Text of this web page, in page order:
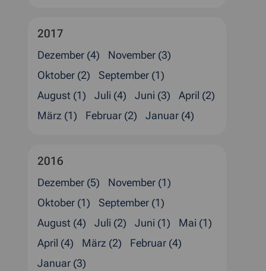
2017
Dezember (4)
November (3)
Oktober (2)
September (1)
August (1)
Juli (4) Juni (3)
April (2)
März (1)
Februar (2) Januar (4)
2016
Dezember (5)
November (1)
Oktober (1)
September (1)
August (4)
Juli (2) Juni (1)
Mai (1)
April (4)
März (2)
Februar (4)
Januar (3)